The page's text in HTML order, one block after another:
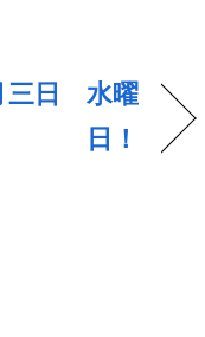
三日 水曜
日！